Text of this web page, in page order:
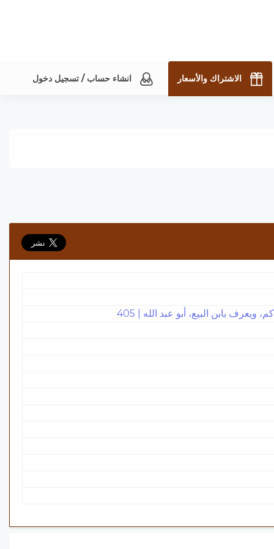
الاشتراك والأسعار انشاء حساب / تسجيل دخول
بابن البيع، أبو عبد الله | 405